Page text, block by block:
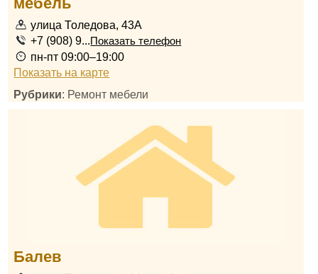
улица Толедова, 43А
+7 (908) 9...Показать телефон
пн-пт 09:00–19:00
Показать на карте
Рубрики: Ремонт мебели
Балев